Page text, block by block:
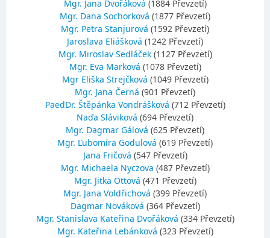
Mgr. Jana Dvořáková (1884 Převzetí)
Mgr. Dana Sochorková (1877 Převzetí)
Mgr. Petra Stanjurová (1592 Převzetí)
Jaroslava Eliášková (1242 Převzetí)
Mgr. Miroslav Sedláček (1127 Převzetí)
Mgr. Eva Marková (1078 Převzetí)
Mgr Eliška Strejčková (1049 Převzetí)
Mgr. Jana Černá (901 Převzetí)
PaedDr. Štěpánka Vondrášková (712 Převzetí)
Naďa Sláviková (694 Převzetí)
Mgr. Dagmar Gálová (625 Převzetí)
Mgr. Ľubomíra Godulová (619 Převzetí)
Jana Fričová (547 Převzetí)
Mgr. Michaela Nyczova (487 Převzetí)
Mgr. Jitka Ottová (471 Převzetí)
Mgr. Jana Voldřichová (399 Převzetí)
Dagmar Nováková (364 Převzetí)
Mgr. Stanislava Kateřina Dvořáková (334 Převzetí)
Mgr. Kateřina Lebánková (323 Převzetí)